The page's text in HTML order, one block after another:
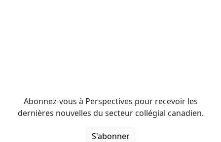
Abonnez-vous à Perspectives pour recevoir les
dernières nouvelles du secteur collégial canadien.
S'abonner